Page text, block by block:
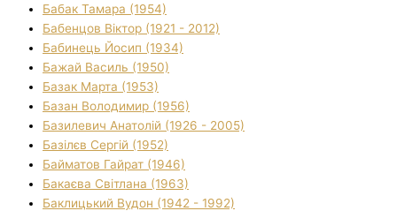
Бабак Тамара (1954)
Бабенцов Віктор (1921 - 2012)
Бабинець Йосип (1934)
Бажай Василь (1950)
Базак Марта (1953)
Базан Володимир (1956)
Базилевич Анатолій (1926 - 2005)
Базілєв Сергій (1952)
Байматов Гайрат (1946)
Бакаєва Світлана (1963)
Баклицький Вудон (1942 - 1992)